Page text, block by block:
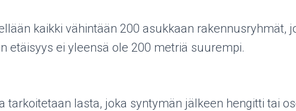
kaikki vähintään 200 asukkaan rakennusryhmät,
etäisyys ei yleensä ole 200 metriä suurempi.
tarkoitetaan lasta, joka syntymän jälkeen hengitti tai